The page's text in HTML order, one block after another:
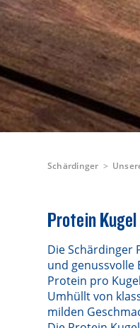
Schärdinger
Protein Kugel
Die Schärdinger
und genussvolle
Protein pro
Umhüllt von
milden